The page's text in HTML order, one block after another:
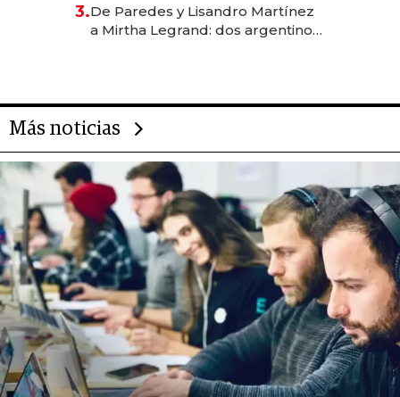
las marcas "fast premium"
3.De Paredes y Lisandro Martínez
a Mirtha Legrand: dos argentinos
Más noticias